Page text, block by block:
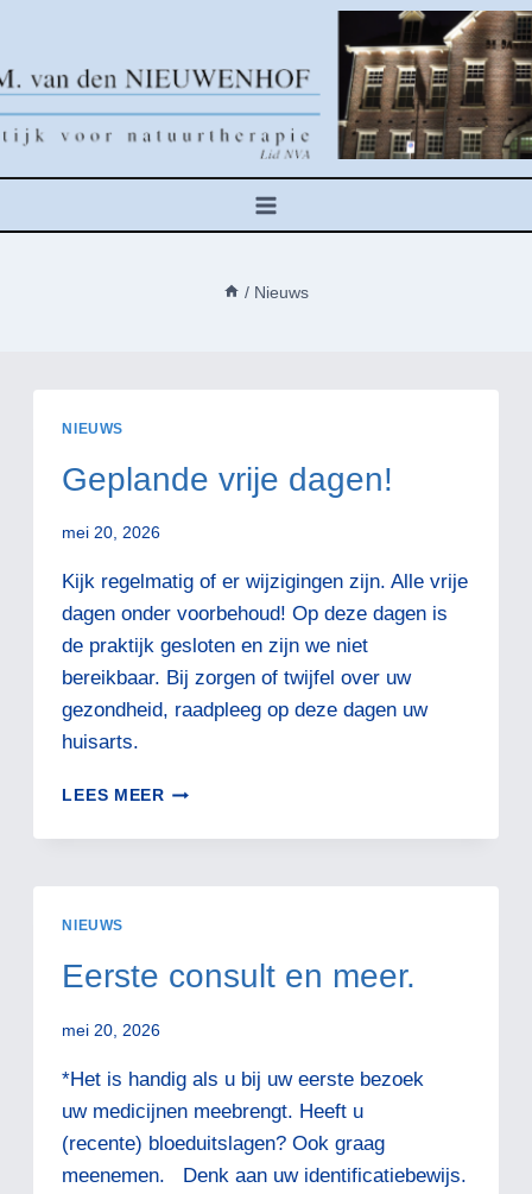
inhoud
/ Nieuws
NIEUWS
Geplande vrije dagen!
mei 20, 2026
Kijk regelmatig of er wijzigingen zijn. Alle vrije
dagen onder voorbehoud! Op deze dagen is
de praktijk gesloten en zijn we niet
bereikbaar. Bij zorgen of twijfel over uw
gezondheid, raadpleeg op deze dagen uw
huisarts.
LEES MEERGEPLANDE
DAGEN!
NIEUWS
Eerste consult en meer.
mei 20, 2026
*Het is handig als u bij uw eerste bezoek
uw medicijnen meebrengt. Heeft u
(recente) bloeduitslagen? Ook graag
meenemen. Denk aan uw identificatiebewijs.